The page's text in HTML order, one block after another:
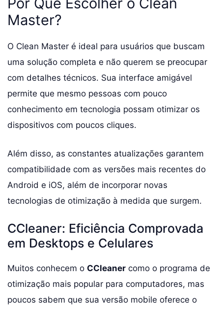
Master?
O Clean Master é ideal para usuários que buscam
uma solução completa e não querem se preocupar
com detalhes técnicos. Sua interface amigável
permite que mesmo pessoas com pouco
conhecimento em tecnologia possam otimizar os
dispositivos com poucos cliques.
Além disso, as constantes atualizações garantem
compatibilidade com as versões mais recentes do
Android e iOS, além de incorporar novas
tecnologias de otimização à medida que surgem.
CCleaner: Eficiência Comprovada
em Desktops e Celulares
Muitos conhecem o CCleaner como o programa de
otimização mais popular para computadores, mas
poucos sabem que sua versão mobile oferece o